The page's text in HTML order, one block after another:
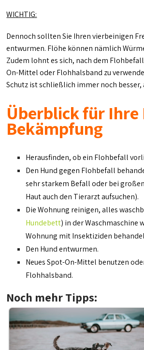
WICHTIG:
Dennoch sollten Sie Ihren vierbeinigen
entwurmen. Flöhe können nämlich
Zudem lohnt es sich, nach dem
On-Mittel oder Flohhalsband zu
Schutz ist schließlich immer noch besser,
Überblick für Ihre
Bekämpfung
Herausfinden, ob ein Flohbefall
Den Hund gegen Flohbefall
sehr starkem Befall oder bei
Haut auch den Tierarzt aufsuchen).
Die Wohnung reinigen, alles
Hundebett) in der Waschmaschine
Wohnung mit Insektiziden
Den Hund entwurmen.
Neues Spot-On-Mittel benutzen
Flohhalsband.
Noch mehr Tipps: